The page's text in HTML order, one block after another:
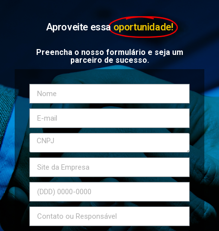
Aproveite essa oportunidade!
Preencha o nosso formulário e seja um
parceiro de sucesso.